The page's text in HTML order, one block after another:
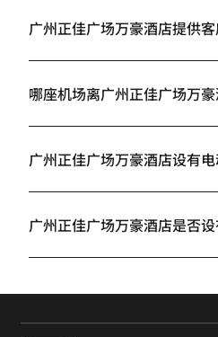
广州正佳广场万豪酒店提供客
哪座机场离广州正佳广场万豪
广州正佳广场万豪酒店设有电
广州正佳广场万豪酒店是否设